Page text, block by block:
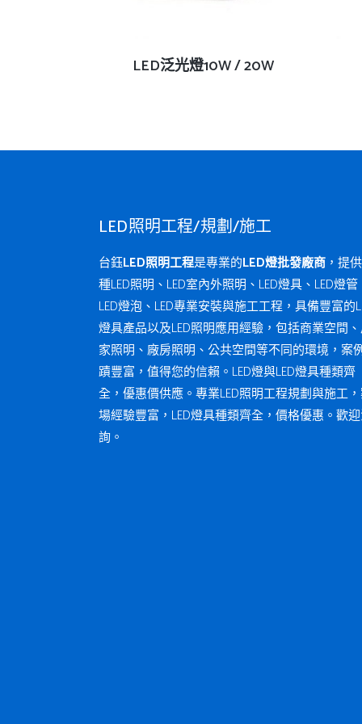
查看內容
LED泛光燈10W / 20W
LED照明工程/規劃/施工
台鈺LED照明工程是專業的LED燈批發廠商 ，提
種LED照明、LED室內外照明、LED燈具、LED燈
LED燈泡、LED專業安裝與施工工程，具備豐富的
燈具產品以及LED照明應用經驗，包括商業空間
家照明、廠房照明、公共空間等不同的環境，案
蹟豐富，值得您的信賴。LED燈與LED燈具種類齊
全，優惠價供應。專業LED照明工程規劃與施工
場經驗豐富，LED燈具種類齊全，價格優惠。歡
詢。